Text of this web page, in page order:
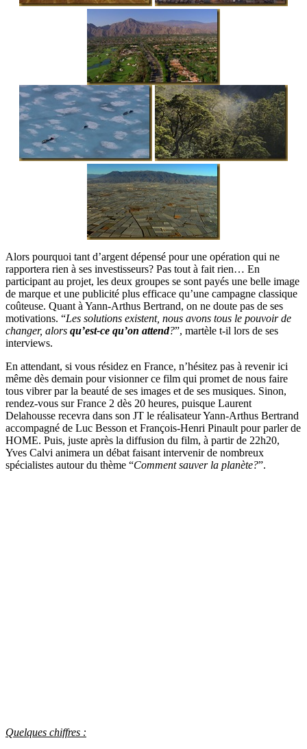
Alors pourquoi tant d’argent dépensé pour une opération qui ne
rapportera rien à ses investisseurs? Pas tout à fait rien… En
participant au projet, les deux groupes se sont payés une belle image
de marque et une publicité plus efficace qu’une campagne classique
coûteuse. Quant à Yann-Arthus Bertrand, on ne doute pas de ses
motivations. “Les solutions existent, nous avons tous le pouvoir de
changer, alors qu’est-ce qu’on attend?”, martèle t-il lors de ses
interviews.
En attendant, si vous résidez en France, n’hésitez pas à revenir ici
même dès demain pour visionner ce film qui promet de nous faire
tous vibrer par la beauté de ses images et de ses musiques. Sinon,
rendez-vous sur France 2 dès 20 heures, puisque Laurent
Delahousse recevra dans son JT le réalisateur Yann-Arthus Bertrand
accompagné de Luc Besson et François-Henri Pinault pour parler de
HOME. Puis, juste après la diffusion du film, à partir de 22h20,
Yves Calvi animera un débat faisant intervenir de nombreux
spécialistes autour du thème “Comment sauver la planète?”.
Quelques chiffres :